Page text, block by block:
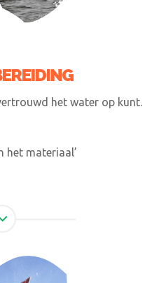
het water op kunt.
het materiaal’